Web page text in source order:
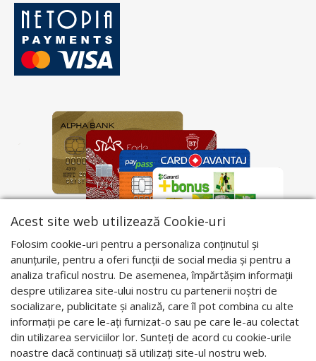
Acest site web utilizează Cookie-uri
Folosim cookie-uri pentru a personaliza conținutul și
anunțurile, pentru a oferi funcții de social media și pentru a
analiza traficul nostru. De asemenea, împărtășim informații
despre utilizarea site-ului nostru cu partenerii noștri de
socializare, publicitate și analiză, care îl pot combina cu alte
informații pe care le-ați furnizat-o sau pe care le-au colectat
din utilizarea serviciilor lor. Sunteți de acord cu cookie-urile
noastre dacă continuați să utilizați site-ul nostru web.